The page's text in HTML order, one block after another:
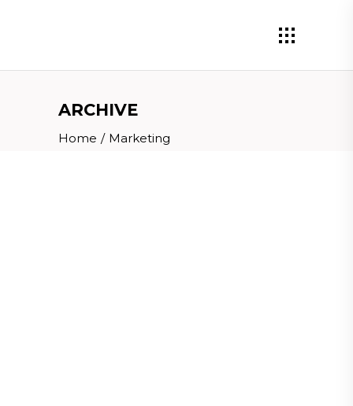
ARCHIVE
Home / Marketing